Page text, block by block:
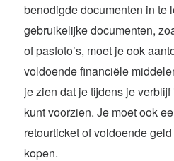
benodigde documenten in te
gebruikelijke documenten,
of pasfoto’s, moet je ook
voldoende financiële
je zien dat je tijdens je
kunt voorzien. Je moet ook
retourticket of voldoende
kopen.